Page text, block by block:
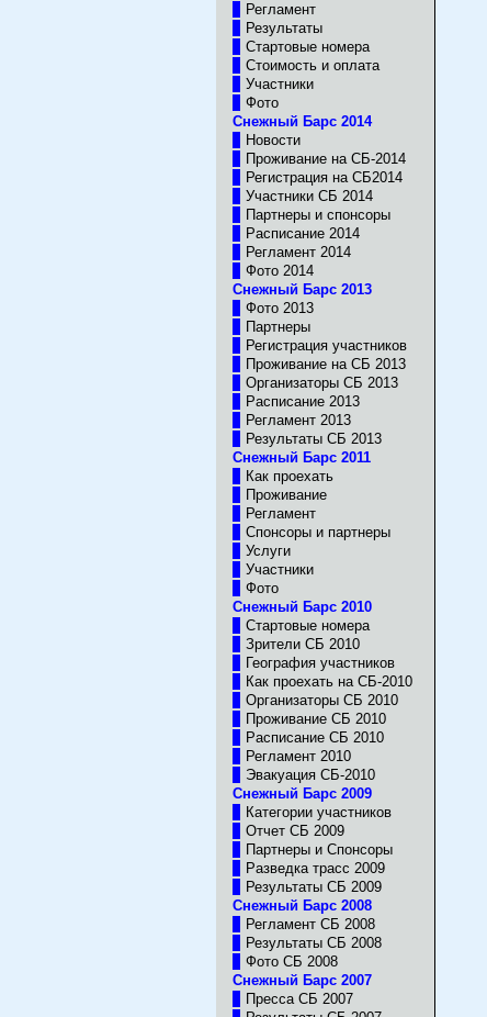
Регламент
Результаты
Стартовые номера
Стоимость и оплата
Участники
Фото
Снежный Барс 2014
Новости
Проживание на СБ-2014
Регистрация на СБ2014
Участники CБ 2014
Партнеры и спонсоры
Расписание 2014
Регламент 2014
Фото 2014
Снежный Барс 2013
Фото 2013
Партнеры
Регистрация участников
Проживание на СБ 2013
Организаторы СБ 2013
Расписание 2013
Регламент 2013
Результаты CБ 2013
Снежный Барс 2011
Как проехать
Проживание
Регламент
Спонсоры и партнеры
Услуги
Участники
Фото
Снежный Барс 2010
Стартовые номера
Зрители CБ 2010
География участников
Как проехать на СБ-2010
Организаторы CБ 2010
Проживание СБ 2010
Расписание СБ 2010
Регламент 2010
Эвакуация СБ-2010
Cнежный Барс 2009
Категории участников
Отчет СБ 2009
Партнеры и Спонсоры
Разведка трасс 2009
Результаты СБ 2009
Cнежный Барс 2008
Регламент СБ 2008
Результаты СБ 2008
Фото СБ 2008
Cнежный Барс 2007
Пресса СБ 2007